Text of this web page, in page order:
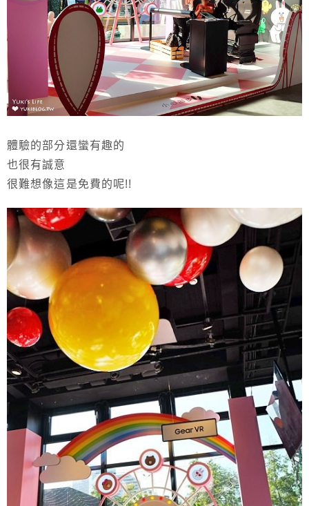
體驗的部分還蠻有趣的
也很有誠意
很難想像這是免費的呢!!